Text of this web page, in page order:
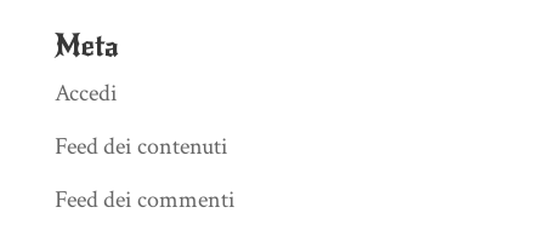
Meta
Accedi
Feed dei contenuti
Feed dei commenti